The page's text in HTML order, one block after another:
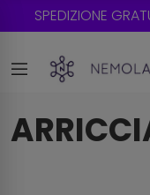
SPEDIZIONE